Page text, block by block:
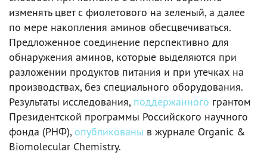
изменять цвет с фиолетового на зеленый, а далее
по мере накопления аминов обесцвечиваться.
Предложенное соединение перспективно для
обнаружения аминов, которые выделяются при
разложении продуктов питания и при утечках на
производствах, без специального оборудования.
Результаты исследования, поддержанного грантом
Президентской программы Российского научного
фонда (РНФ), опубликованы в журнале Organic &
Biomolecular Chemistry.